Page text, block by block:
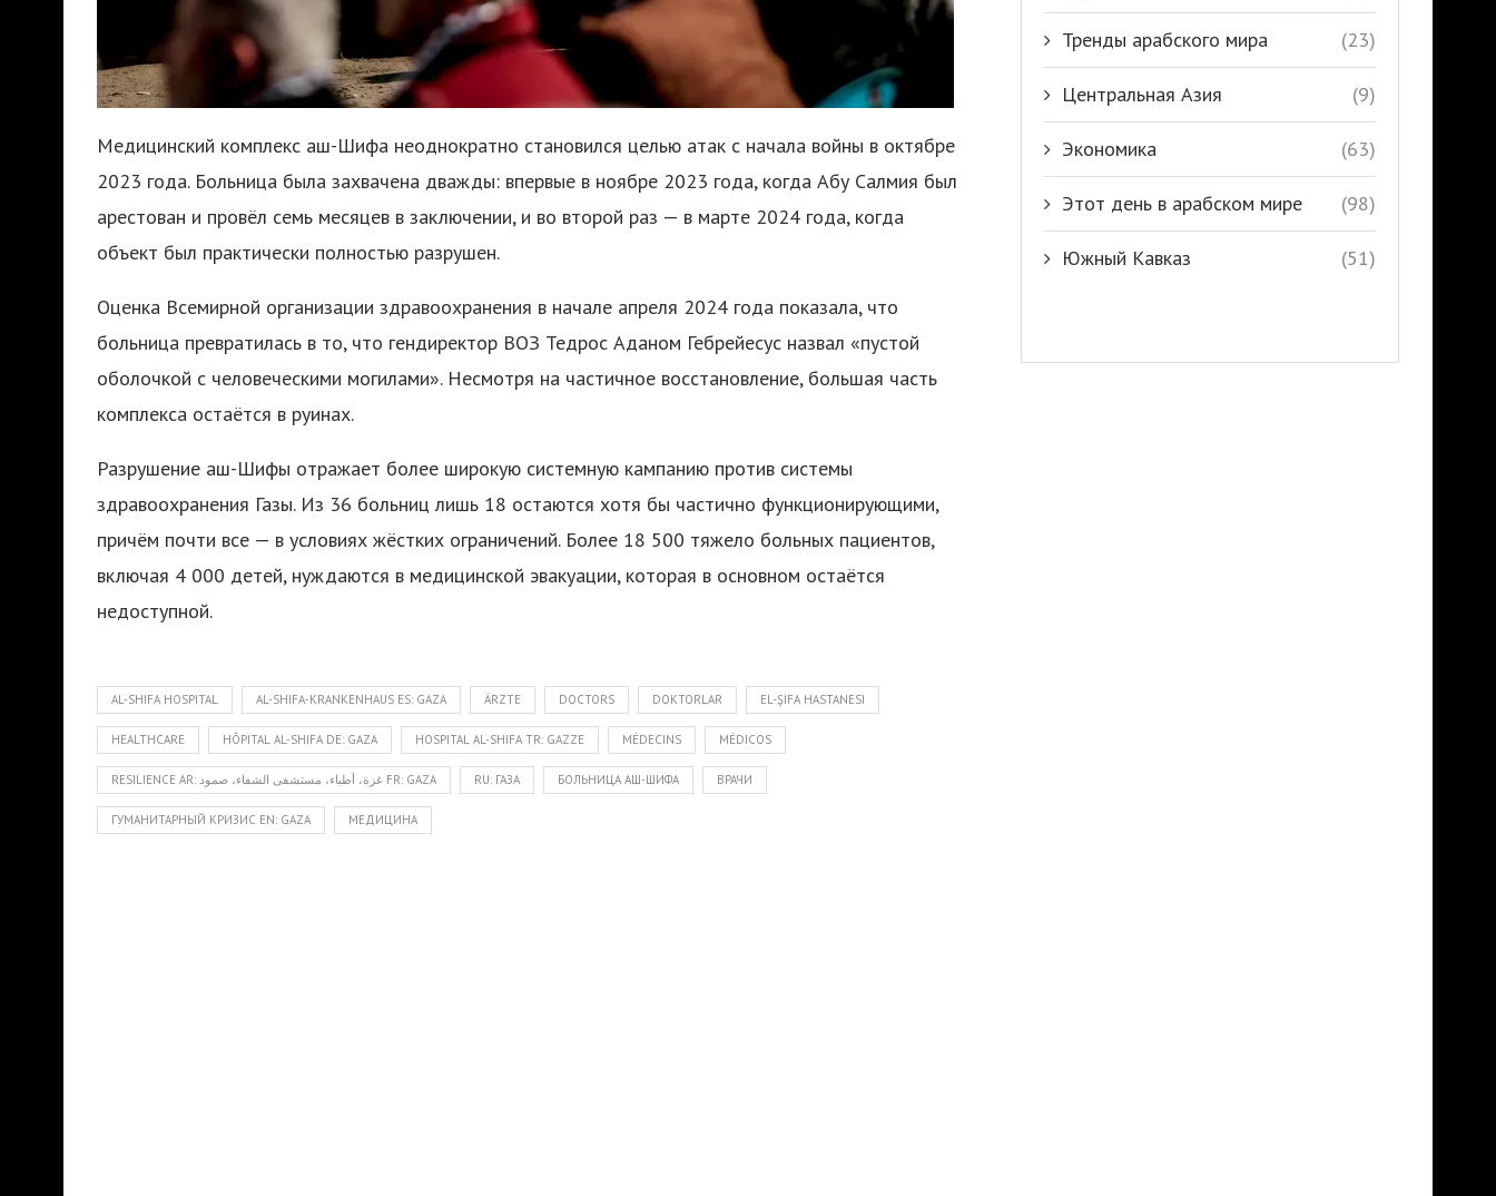
Медицинский комплекс аш-Шифа неоднократно становился целью атак с начала войны в октябре
2023 года. Больница была захвачена дважды: впервые в ноябре 2023 года, когда Абу Салмия был
арестован и провёл семь месяцев в заключении, и во второй раз — в марте 2024 года, когда
объект был практически полностью разрушен.
Оценка Всемирной организации здравоохранения в начале апреля 2024 года показала, что
больница превратилась в то, что гендиректор ВОЗ Тедрос Аданом Гебрейесус назвал «пустой
оболочкой с человеческими могилами». Несмотря на частичное восстановление, большая часть
комплекса остаётся в руинах.
Разрушение аш-Шифы отражает более широкую системную кампанию против системы
здравоохранения Газы. Из 36 больниц лишь 18 остаются хотя бы частично функционирующими,
причём почти все — в условиях жёстких ограничений. Более 18 500 тяжело больных пациентов,
включая 4 000 детей, нуждаются в медицинской эвакуации, которая в основном остаётся
недоступной.
AL-SHIFA HOSPITAL AL-SHIFA-KRANKENHAUS ES: GAZA ÄRZTE DOCTORS DOKTORLAR EL-ŞIFA HASTANESI
HEALTHCARE HÔPITAL AL-SHIFA DE: GAZA HOSPITAL AL-SHIFA TR: GAZZE MÉDECINS MÉDICOS
RESILIENCE AR: غزة، أطباء، مستشفى الشفاء، صمود FR: GAZA RU: ГАЗА БОЛЬНИЦА АШ-ШИФА ВРАЧИ
ГУМАНИТАРНЫЙ КРИЗИС EN: GAZA МЕДИЦИНА
Тренды арабского мира (23)
Центральная Азия (9)
Экономика (63)
Этот день в арабском мире (98)
Южный Кавказ (51)